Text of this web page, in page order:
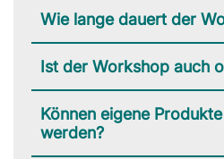
Wie lange dauert der
Ist der Workshop auch
Können eigene
werden?